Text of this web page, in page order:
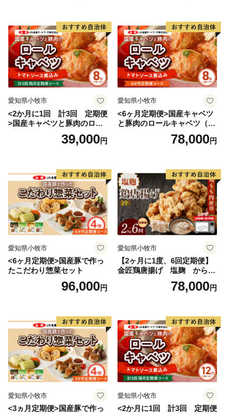
愛知県小牧市
<2か月に1回 計3回 定期便
>国産キャベツと豚肉のロー
ルキャベツ（4P入り）
39,000円
愛知県小牧市
<6ヶ月定期便>国産キャベツ
と豚肉のロールキャベツ（4P
78,000円
愛知県小牧市
<6ヶ月定期便>国産豚で作っ
たこだわり惣菜セット
96,000円
愛知県小牧市
【2ヶ月に1度、6回定期便】
金匠鶏唐揚げ 塩麹 からあ
78,000円
愛知県小牧市
<3ヵ月定期便>国産豚で作っ
愛知県小牧市
<2か月に1回 計3回 定期便